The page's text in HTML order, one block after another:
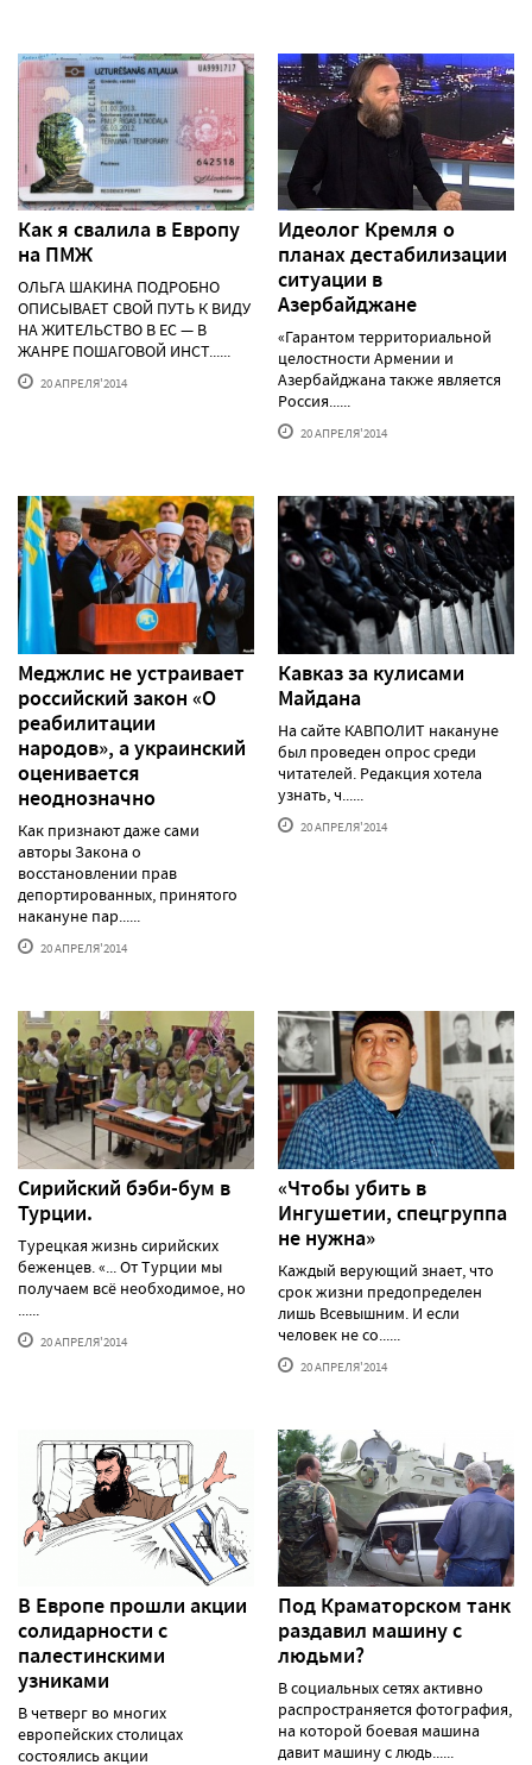
Как я свалила в Европу
на ПМЖ
ОЛЬГА ШАКИНА ПОДРОБНО
ОПИСЫВАЕТ СВОЙ ПУТЬ К ВИДУ
НА ЖИТЕЛЬСТВО В ЕС — В
ЖАНРЕ ПОШАГОВОЙ ИНСТ......
20 АПРЕЛЯ'2014
Идеолог Кремля о
планах дестабилизации
ситуации в
Азербайджане
«Гарантом территориальной
целостности Армении и
Азербайджана также является
Россия......
20 АПРЕЛЯ'2014
Меджлис не устраивает
российский закон «О
реабилитации
народов», а украинский
оценивается
неоднозначно
Как признают даже сами
авторы Закона о
восстановлении прав
депортированных, принятого
накануне пар......
20 АПРЕЛЯ'2014
Кавказ за кулисами
Майдана
На сайте КАВПОЛИТ накануне
был проведен опрос среди
читателей. Редакция хотела
узнать, ч......
20 АПРЕЛЯ'2014
Сирийский бэби-бум в
Турции.
Турецкая жизнь сирийских
беженцев. «... От Турции мы
получаем всё необходимое, но
20 АПРЕЛЯ'2014
«Чтобы убить в
Ингушетии, спецгруппа
не нужна»
Каждый верующий знает, что
срок жизни предопределен
лишь Всевышним. И если
человек не со......
20 АПРЕЛЯ'2014
В Европе прошли акции
солидарности с
палестинскими
узниками
В четверг во многих
европейских столицах
состоялись акции
Под Краматорском танк
раздавил машину с
людьми?
В социальных сетях активно
распространяется фотография,
на которой боевая машина
давит машину с людь......